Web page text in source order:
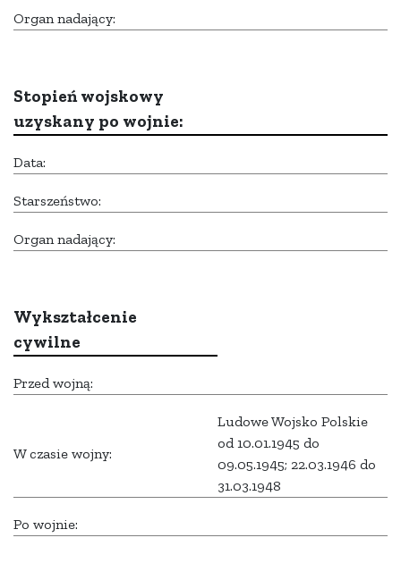
Organ nadający:
Stopień wojskowy
uzyskany po wojnie:
Data:
Starszeństwo:
Organ nadający:
Wykształcenie
cywilne
Przed wojną:
W czasie wojny:
Ludowe Wojsko Polskie
od 10.01.1945 do
09.05.1945; 22.03.1946 do
31.03.1948
Po wojnie: